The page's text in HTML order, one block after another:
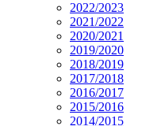
2022/2023
2021/2022
2020/2021
2019/2020
2018/2019
2017/2018
2016/2017
2015/2016
2014/2015